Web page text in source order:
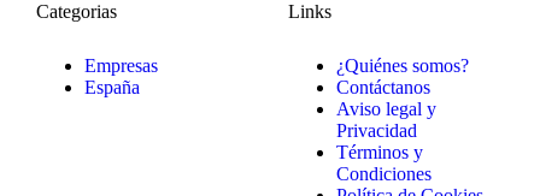
Categorias
Empresas
España
Links
¿Quiénes somos?
Contáctanos
Aviso legal y
Privacidad
Términos y
Condiciones